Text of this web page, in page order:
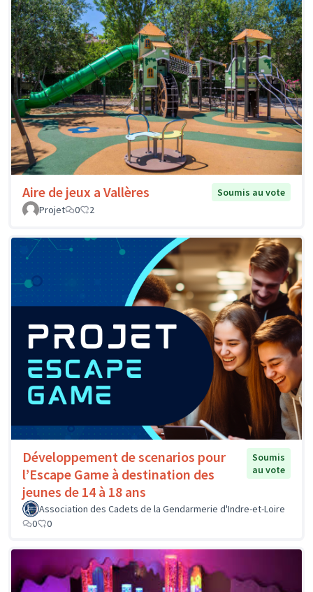
Aire de jeux a Vallères
Soumis au vote
Projet
0 2
Développement de scenarios pour
l’Escape Game à destination des
jeunes de 14 à 18 ans
Soumis
au vote
Association des Cadets de la Gendarmerie d'Indre-et-Loire
0
0